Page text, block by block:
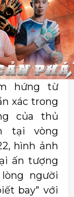
hứng từ
xác trong
của thủ
tại vòng
hình ảnh
ấn tượng
người
bay" với